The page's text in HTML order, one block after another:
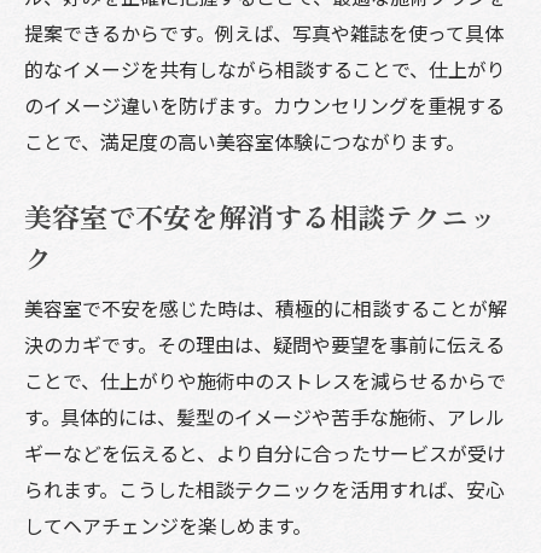
提案できるからです。例えば、写真や雑誌を使って具体
的なイメージを共有しながら相談することで、仕上がり
のイメージ違いを防げます。カウンセリングを重視する
ことで、満足度の高い美容室体験につながります。
美容室で不安を解消する相談テクニッ
ク
美容室で不安を感じた時は、積極的に相談することが解
決のカギです。その理由は、疑問や要望を事前に伝える
ことで、仕上がりや施術中のストレスを減らせるからで
す。具体的には、髪型のイメージや苦手な施術、アレル
ギーなどを伝えると、より自分に合ったサービスが受け
られます。こうした相談テクニックを活用すれば、安心
してヘアチェンジを楽しめます。